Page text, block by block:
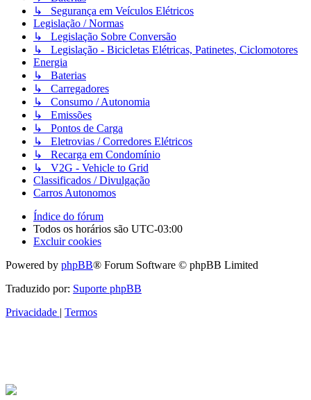
↳ Segurança em Veículos Elétricos
Legislação / Normas
↳ Legislação Sobre Conversão
↳ Legislação - Bicicletas Elétricas, Patinetes, Ciclomotores
Energia
↳ Baterias
↳ Carregadores
↳ Consumo / Autonomia
↳ Emissões
↳ Pontos de Carga
↳ Eletrovias / Corredores Elétricos
↳ Recarga em Condomínio
↳ V2G - Vehicle to Grid
Classificados / Divulgação
Carros Autonomos
Índice do fórum
Todos os horários são UTC-03:00
Excluir cookies
Powered by phpBB® Forum Software © phpBB Limited
Traduzido por: Suporte phpBB
Privacidade | Termos